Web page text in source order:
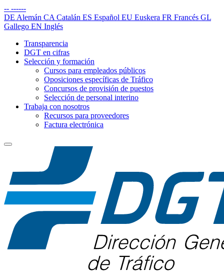
-- ------
DE Alemán CA Catalán ES Español EU Euskera FR Francés GL
Gallego EN Inglés
Transparencia
DGT en cifras
Selección y formación
Cursos para empleados públicos
Oposiciones específicas de Tráfico
Concursos de provisión de puestos
Selección de personal interino
Trabaja con nosotros
Recursos para proveedores
Factura electrónica